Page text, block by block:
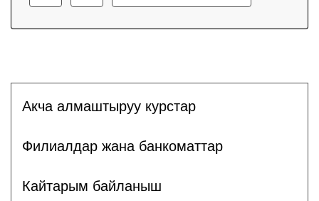
Акча алмаштыруу курстар
Филиалдар жана банкоматтар
Кайтарым байланыш